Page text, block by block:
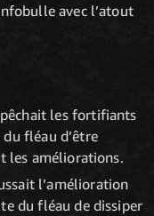
avec l’atout
les fortifiants
fléau d’être
les améliorations.
l’amélioration
du fléau de dissiper